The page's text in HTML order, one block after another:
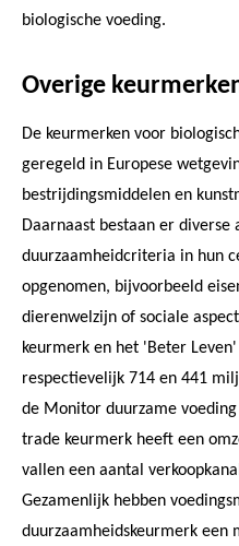
biologische voeding.
Overige
De keurmerken voor
geregeld in Europese
bestrijdingsmiddelen en
Daarnaast bestaan er diverse
duurzaamheidcriteria in hun
opgenomen, bijvoorbeeld
dierenwelzijn of sociale
keurmerk en het 'Beter
respectievelijk 714 en 441
de Monitor duurzame
trade keurmerk heeft een
vallen een aantal
Gezamenlijk hebben
duurzaamheidskeurmerk een